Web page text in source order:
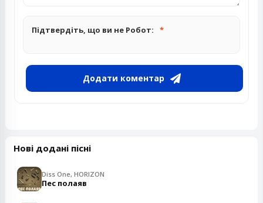
Підтвердіть, що ви не Робот:
Додати коментар
Нові додані пісні
Diss One, HORIZON
Пес полаяв